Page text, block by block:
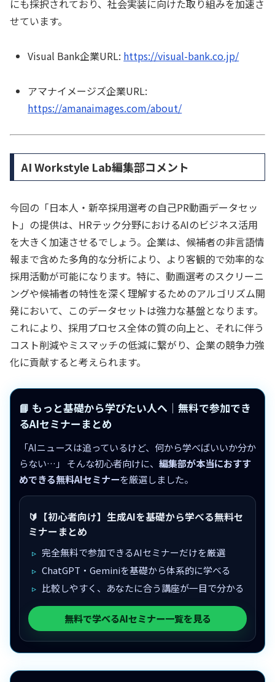
にも採択されており、社会実装に向けた取り組みを加速さ
せています。
Visual Bank企業URL: https://visual-bank.co.jp/
アマナイメージズ企業URL:
https://amanaimages.com/about/
AI Workstyle Lab編集部コメント
今回の「日本人・新卒採用選考の自己PR動画データセッ
ト」の提供は、HRテック分野におけるAIのビジネス活用
を大きく加速させるでしょう。企業は、候補者の非言語情
報まで含めた多角的な分析により、より客観的で効率的な
採用活動が可能になります。特に、動画選考のスクリーニ
ングや候補者の特性を深く理解するためのアルゴリズム開
発において、このデータセットは強力な基盤となります。
これにより、採用プロセス全体の質の向上と、それに伴う
コスト削減やミスマッチの低減に繋がり、企業の競争力強
化に貢献すると考えられます。
📘 もっと基礎から学びたい人へ｜無料で参加でき
るAIセミナーまとめ
「AIニュースは追っているけど、何から学べばいいか分か
らない…」 そんな初心者向けに、 編集部が本当におすす
めできる無料AIセミナーを厳選しました。
🔰【初心者向け】生成AIを基礎から学べる無料セ
ミナーまとめ
完全無料で参加できるAIセミナーだけを厳選
ChatGPT・Geminiを基礎から体系的に学べる
比較しやすく、あなたに合う講座が一目で分かる
無料で学べるAIセミナー一覧を見る